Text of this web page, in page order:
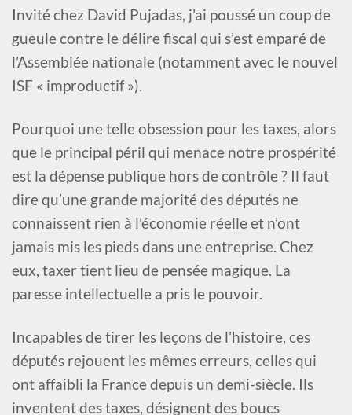
Invité chez David Pujadas, j’ai poussé un coup de
gueule contre le délire fiscal qui s’est emparé de
l’Assemblée nationale (notamment avec le nouvel
ISF « improductif »).
Pourquoi une telle obsession pour les taxes, alors
que le principal péril qui menace notre prospérité
est la dépense publique hors de contrôle ? Il faut
dire qu’une grande majorité des députés ne
connaissent rien à l’économie réelle et n’ont
jamais mis les pieds dans une entreprise. Chez
eux, taxer tient lieu de pensée magique. La
paresse intellectuelle a pris le pouvoir.
Incapables de tirer les leçons de l’histoire, ces
députés rejouent les mêmes erreurs, celles qui
ont affaibli la France depuis un demi-siècle. Ils
inventent des taxes, désignent des boucs